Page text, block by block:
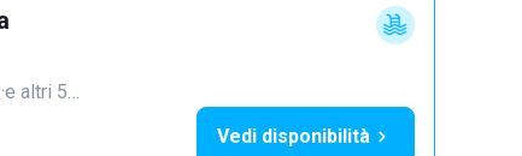
·e altri 5…
Vedi disponibilità